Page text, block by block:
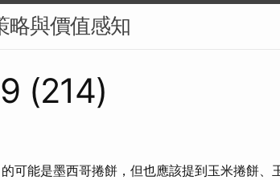
略與價值感知
(214)
可能是墨西哥捲餅，但也應該提到玉米捲餅、